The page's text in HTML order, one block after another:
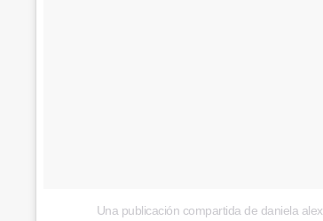
Una publicación compartida de daniela